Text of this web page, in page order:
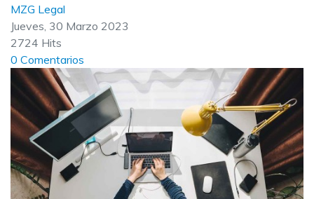
MZG Legal
Jueves, 30 Marzo 2023
2724 Hits
0 Comentarios